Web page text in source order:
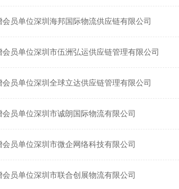
会员单位深圳海邦国际物流供应链有限公司
会员单位深圳市伍洲弘运供应链管理有限公司
会员单位深圳全球立达供应链管理有限公司
会员单位深圳市诚朗国际物流有限公司
会员单位深圳市微企网络科技有限公司
会员单位深圳市联合创展物流有限公司